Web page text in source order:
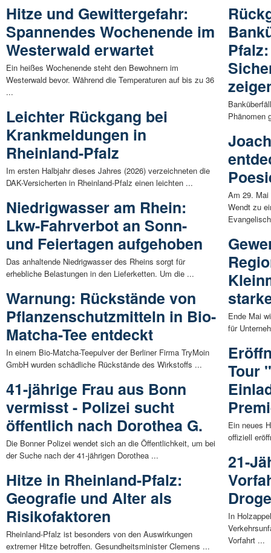
Hitze und Gewittergefahr:
Spannendes Wochenende im
Westerwald erwartet
Ein heißes Wochenende steht den Bewohnern im
Westerwald bevor. Während die Temperaturen auf bis zu 36
...
Leichter Rückgang bei
Krankmeldungen in
Rheinland-Pfalz
Im ersten Halbjahr dieses Jahres (2026) verzeichneten die
DAK-Versicherten in Rheinland-Pfalz einen leichten ...
Niedrigwasser am Rhein:
Lkw-Fahrverbot an Sonn-
und Feiertagen aufgehoben
Das anhaltende Niedrigwasser des Rheins sorgt für
erhebliche Belastungen in den Lieferketten. Um die ...
Warnung: Rückstände von
Pflanzenschutzmitteln in Bio-
Matcha-Tee entdeckt
In einem Bio-Matcha-Teepulver der Berliner Firma TryMoin
GmbH wurden schädliche Rückstände des Wirkstoffs ...
41-jährige Frau aus Bonn
vermisst - Polizei sucht
öffentlich nach Dorothea G.
Die Bonner Polizei wendet sich an die Öffentlichkeit, um bei
der Suche nach der 41-jährigen Dorothea ...
Hitze in Rheinland-Pfalz:
Geografie und Alter als
Risikofaktoren
Rheinland-Pfalz ist besonders von den Auswirkungen
extremer Hitze betroffen. Gesundheitsminister Clemens ...
Pfalz:
Phänomen
Am 29.
Wendt zu
Ende Mai
für
Tour
Ein neues
offiziell
21-
In
Vorfahrt ...